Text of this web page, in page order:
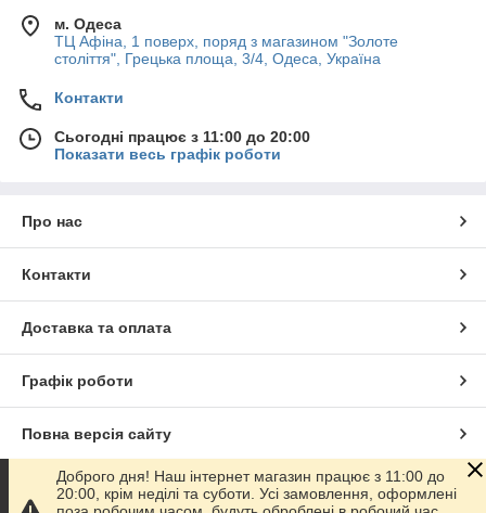
м. Одеса
ТЦ Афіна, 1 поверх, поряд з магазином "Золоте
століття", Грецька площа, 3/4, Одеса, Україна
Контакти
Сьогодні працює з 11:00 до 20:00
Показати весь графік роботи
Про нас
Контакти
Доставка та оплата
Графік роботи
Повна версія сайту
Сайт створено на маркетплейсіProm.ua
Доброго дня! Наш інтернет магазин працює з 11:00 до
20:00, крім неділі та суботи. Усі замовлення, оформлені